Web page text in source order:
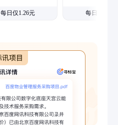
每日仅1.26元 每日仅1.08元